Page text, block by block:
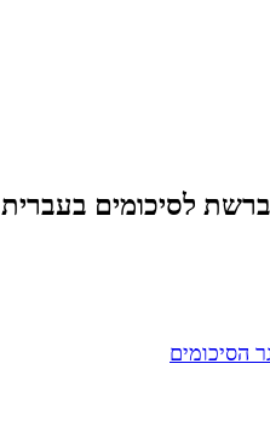
ברשת לסיכומים בעברית
הסיכומים